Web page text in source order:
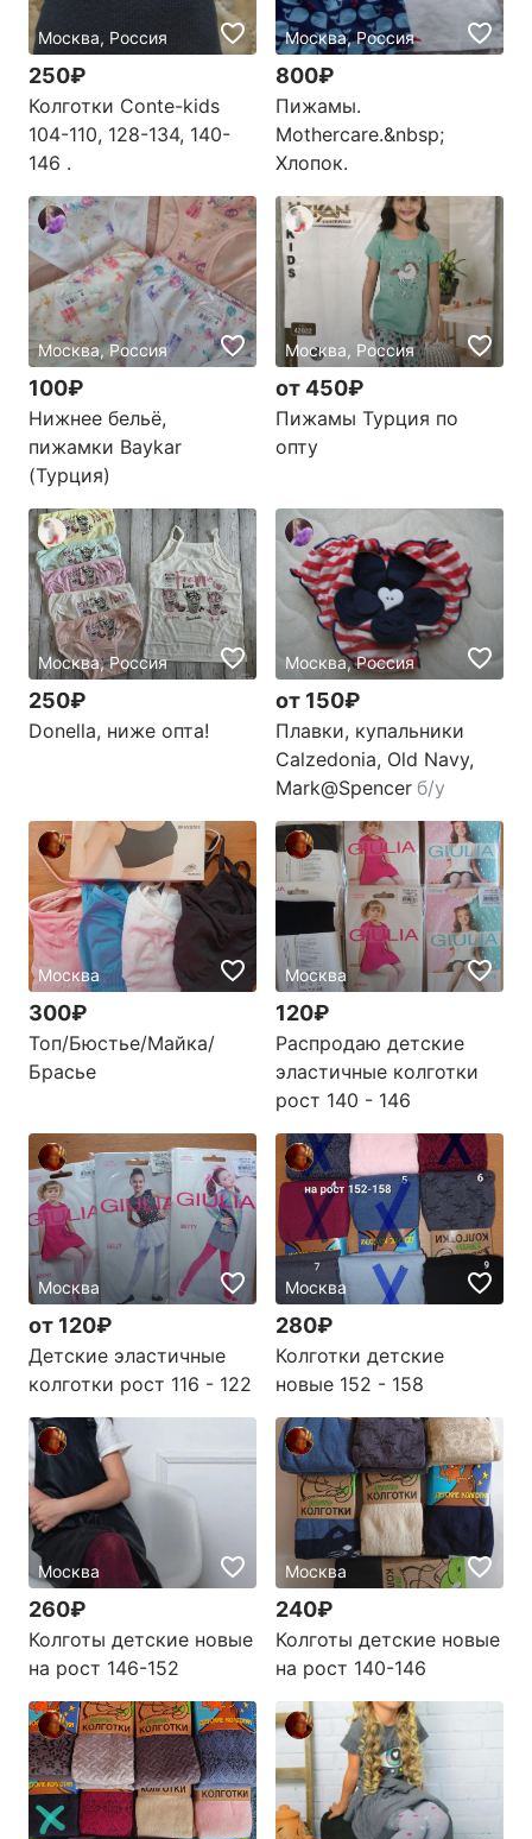
Москва, Россия
250₽
Колготки Conte-kids
104-110, 128-134, 140-
146 .
Москва, Россия
800₽
Пижамы.
Mothercare.&nbsp;
Хлопок.
Москва, Россия
100₽
Нижнее бельё,
пижамки Baykar
(Турция)
Москва, Россия
от 450₽
Пижамы Турция по
опту
Москва, Россия
250₽
Donella, ниже опта!
Москва, Россия
от 150₽
Плавки, купальники
Calzedonia, Old Navy,
Mark@Spencer б/у
Москва
300₽
Топ/Бюстье/Майка/
Брасье
Москва
120₽
Распродаю детские
эластичные колготки
рост 140 - 146
Москва
от 120₽
Детские эластичные
колготки рост 116 - 122
Москва
280₽
Колготки детские
новые 152 - 158
Москва
260₽
Колготы детские новые
на рост 146-152
Москва
240₽
Колготы детские новые
на рост 140-146